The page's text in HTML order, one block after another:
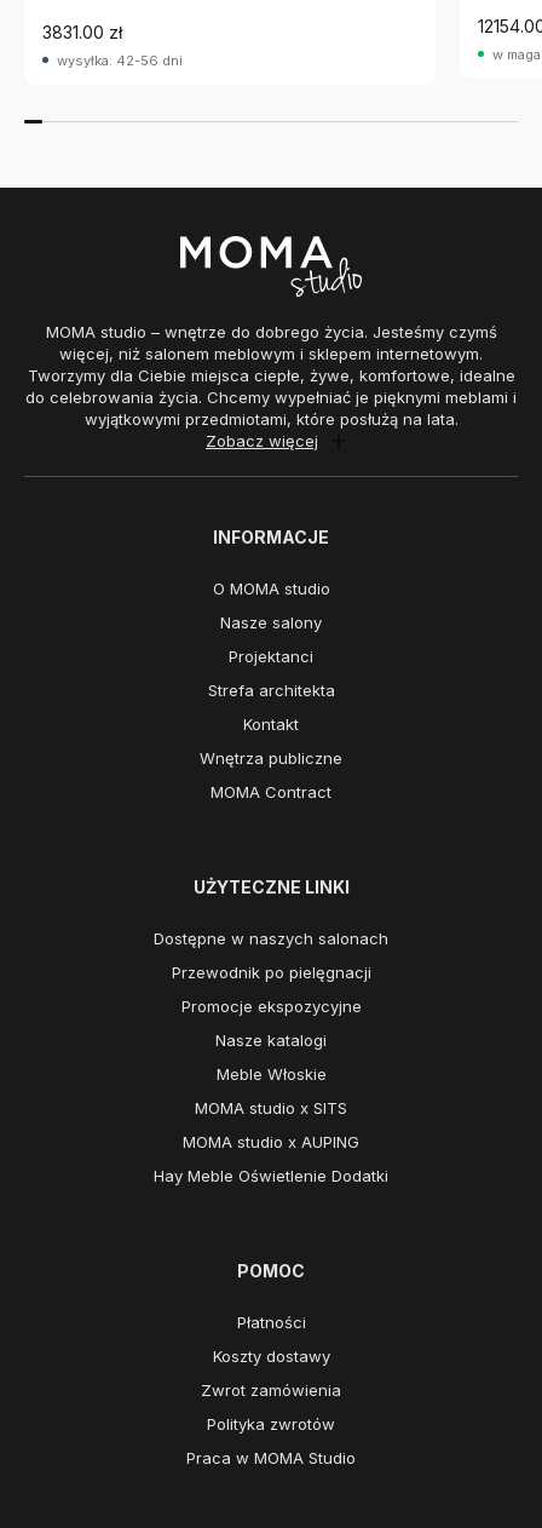
3831.00 zł
wysyłka: 42-56 dni w
MOMA studio – wnętrze do dobrego życia. Jesteśmy czymś
więcej, niż salonem meblowym i sklepem internetowym.
Tworzymy dla Ciebie miejsca ciepłe, żywe, komfortowe, idealne
do celebrowania życia. Chcemy wypełniać je pięknymi meblami i
wyjątkowymi przedmiotami, które posłużą na lata.
Zobacz więcej
INFORMACJE
O MOMA studio
Nasze salony
Projektanci
Strefa architekta
Kontakt
Wnętrza publiczne
MOMA Contract
UŻYTECZNE LINKI
Dostępne w naszych salonach
Przewodnik po pielęgnacji
Promocje ekspozycyjne
Nasze katalogi
Meble Włoskie
MOMA studio x SITS
MOMA studio x AUPING
Hay Meble Oświetlenie Dodatki
POMOC
Płatności
Koszty dostawy
Zwrot zamówienia
Polityka zwrotów
Praca w MOMA Studio